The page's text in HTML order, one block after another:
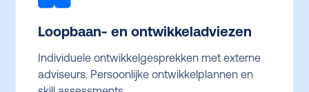
Loopbaan- en ontwikkeladviezen
Individuele ontwikkelgesprekken met externe
adviseurs. Persoonlijke ontwikkelplannen en